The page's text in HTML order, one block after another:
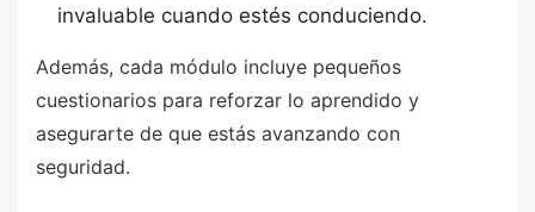
invaluable cuando estés conduciendo.
Además, cada módulo incluye pequeños
cuestionarios para reforzar lo aprendido y
asegurarte de que estás avanzando con
seguridad.